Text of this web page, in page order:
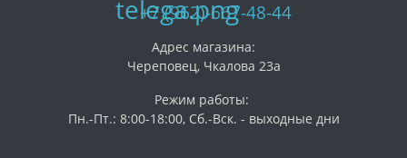
+7 (962)-667-48-44
Адрес магазина:
Череповец, Чкалова 23а
Режим работы:
Пн.-Пт.: 8:00-18:00, Сб.-Вск. - выходные дни